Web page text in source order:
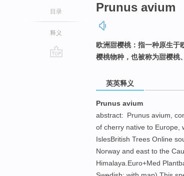
目录
释义
Prunus avium
欧洲甜樱桃：指一种原生于
樱桃物种，也被称为甜樱桃
英英释义
Prunus avium
abstract: Prunus avium,
of cherry native to Europe,
IslesBritish Trees Online
Norway and east to the
Himalaya.Euro+Med